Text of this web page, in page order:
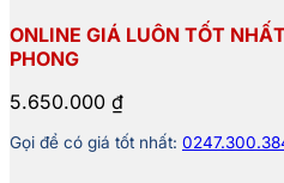
ONLINE GIÁ LUÔN TỐT
PHONG
5.650.000 ₫
Gọi để có giá tốt nhất: